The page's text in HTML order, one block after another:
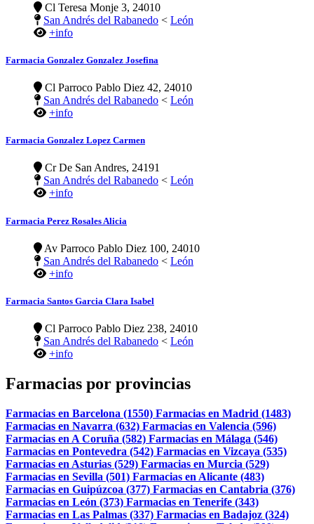
Cl Teresa Monje 3, 24010
San Andrés del Rabanedo < León
+info
Farmacia Gonzalez Gonzalez Josefina
Cl Parroco Pablo Diez 42, 24010
San Andrés del Rabanedo < León
+info
Farmacia Gonzalez Lopez Carmen
Cr De San Andres, 24191
San Andrés del Rabanedo < León
+info
Farmacia Perez Rosales Alicia
Av Parroco Pablo Diez 100, 24010
San Andrés del Rabanedo < León
+info
Farmacia Santos Garcia Clara Isabel
Cl Parroco Pablo Diez 238, 24010
San Andrés del Rabanedo < León
+info
Farmacias por provincias
Farmacias en Barcelona (1550) Farmacias en Madrid (1483)
Farmacias en Navarra (632) Farmacias en Valencia (596)
Farmacias en A Coruña (582) Farmacias en Málaga (546)
Farmacias en Pontevedra (542) Farmacias en Vizcaya (535)
Farmacias en Asturias (529) Farmacias en Murcia (529)
Farmacias en Sevilla (501) Farmacias en Alicante (483)
Farmacias en Guipúzcoa (377) Farmacias en Cantabria (376)
Farmacias en León (373) Farmacias en Tenerife (343)
Farmacias en Las Palmas (337) Farmacias en Badajoz (324)